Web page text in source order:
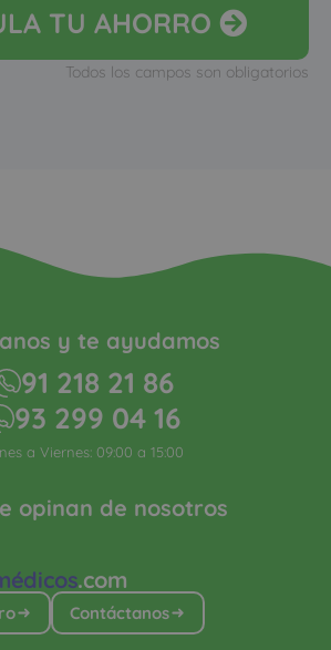
TU AHORRO
Todos los campos son obligatorios
.com
Contáctanos
opinan de nosotros
y te ayudamos
91 218 21 86
93 299 04 16
a Viernes: 09:00 a 15:00